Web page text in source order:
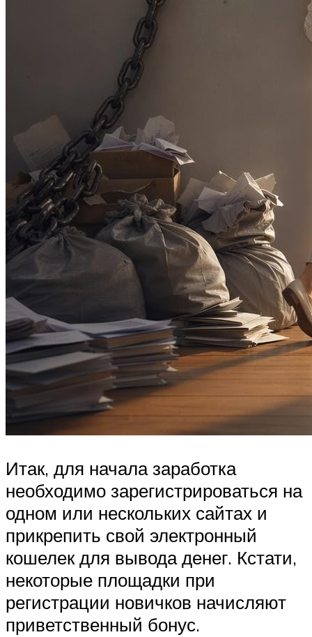
Итак, для начала заработка
необходимо зарегистрироваться на
одном или нескольких сайтах и
прикрепить свой электронный
кошелек для вывода денег. Кстати,
некоторые площадки при
регистрации новичков начисляют
приветственный бонус.